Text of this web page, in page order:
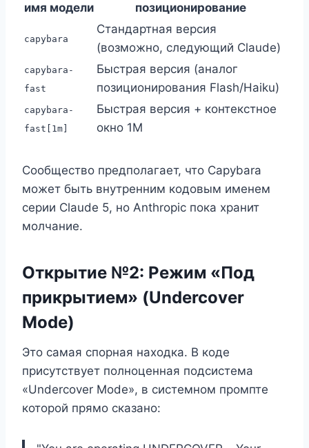
имя модели
позиционирование
capybara
Стандартная версия
(возможно, следующий Claude)
capybara-
fast
Быстрая версия (аналог
позиционирования Flash/Haiku)
capybara-
fast[1m]
Быстрая версия + контекстное
окно 1M
Сообщество предполагает, что Capybara
может быть внутренним кодовым именем
серии Claude 5, но Anthropic пока хранит
молчание.
Открытие №2: Режим «Под
прикрытием» (Undercover
Mode)
Это самая спорная находка. В коде
присутствует полноценная подсистема
«Undercover Mode», в системном промпте
которой прямо сказано: